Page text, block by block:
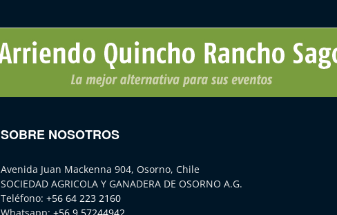
SOBRE NOSOTROS
Avenida Juan Mackenna 904, Osorno, Chile
SOCIEDAD AGRICOLA Y GANADERA DE OSORNO A.G.
Teléfono: +56 64 223 2160
Whatsapp: +56 9 57244942